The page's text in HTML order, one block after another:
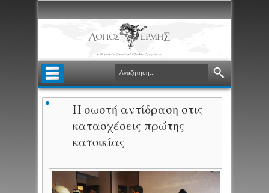
Η σωστή αντίδραση στις
κατασχέσεις πρώτης
κατοικίας